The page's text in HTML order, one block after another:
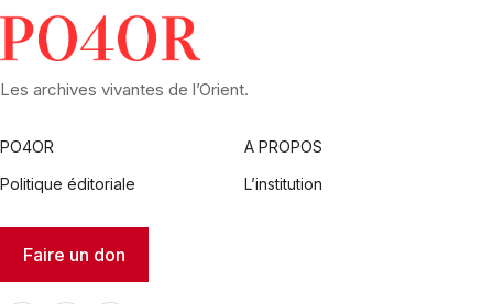
Les archives vivantes de l’Orient.
PO4OR
A PROPOS
Politique éditoriale
L’institution
Faire un don